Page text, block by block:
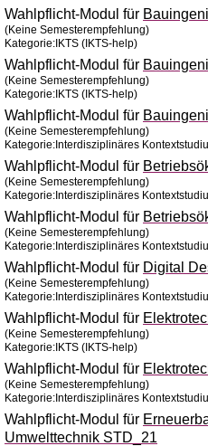
Wahlpflicht-Modul für
(Keine Semesterempfehlung)
Kategorie:IKTS (IKTS-help)
Wahlpflicht-Modul für
(Keine Semesterempfehlung)
Kategorie:IKTS (IKTS-help)
Wahlpflicht-Modul für
(Keine Semesterempfehlung)
Kategorie:Interdisziplinäres
Wahlpflicht-Modul für
(Keine Semesterempfehlung)
Kategorie:Interdisziplinäres
Wahlpflicht-Modul für
(Keine Semesterempfehlung)
Kategorie:Interdisziplinäres
Wahlpflicht-Modul für Digital
(Keine Semesterempfehlung)
Kategorie:Interdisziplinäres
Wahlpflicht-Modul für
(Keine Semesterempfehlung)
Kategorie:IKTS (IKTS-help)
Wahlpflicht-Modul für
(Keine Semesterempfehlung)
Kategorie:Interdisziplinäres
Wahlpflicht-Modul für
Umwelttechnik STD_21